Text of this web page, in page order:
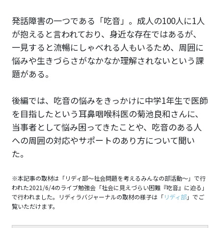
発話障害の一つである「吃音」。成人の100人に1人
が抱えると言われており、身近な存在ではあるが、
一見すると流暢にしゃべれる人もいるため、周囲に
悩みや生きづらさがなかなか理解されないという課
題がある。
後編では、吃音の悩みをきっかけに中学1年生で医師
を目指したという耳鼻咽喉科医の菊池良和さんに、
当事者として悩み困ってきたことや、吃音のある人
への周囲の対応やサポートのあり方について聞い
た。
※本記事の取材は「リディ部〜社会問題を考えるみんなの部活動〜」で行
われた2021/6/4のライブ勉強会「社会に見えづらい困難『吃音』に迫る」
で行われました。リディラバジャーナルの取材の様子は「リディ部」でご
覧いただけます。